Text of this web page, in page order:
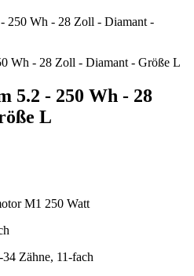
250 Wh - 28 Zoll - Diamant -
5.2 - 250 Wh - 28
L
M1 250 Watt
Zähne, 11-fach